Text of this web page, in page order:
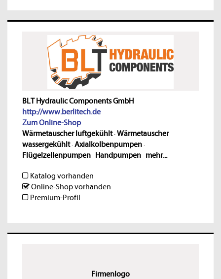
BLT Hydraulic Components GmbH
http://www.berlitech.de
Zum Online-Shop
Wärmetauscher luftgekühlt·Wärmetauscher
wassergekühlt·Axialkolbenpumpen·
Flügelzellenpumpen· Handpumpen· mehr...
Katalog vorhanden
Online-Shop vorhanden
Premium-Profil
Firmenlogo